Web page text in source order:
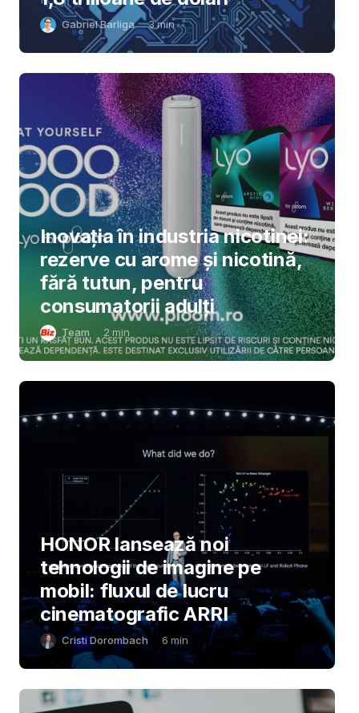
Gabriel Barliga 3min
Inovația în industria nicotinei:
rezerve cu arome și nicotină,
fără tutun, pentru
consumatorii adulți
Team 2 min
HONOR lansează noi
tehnologii de imagine pe
mobil: fluxul de lucru
cinematografic ARRI
Cristi Dorombach 6 min